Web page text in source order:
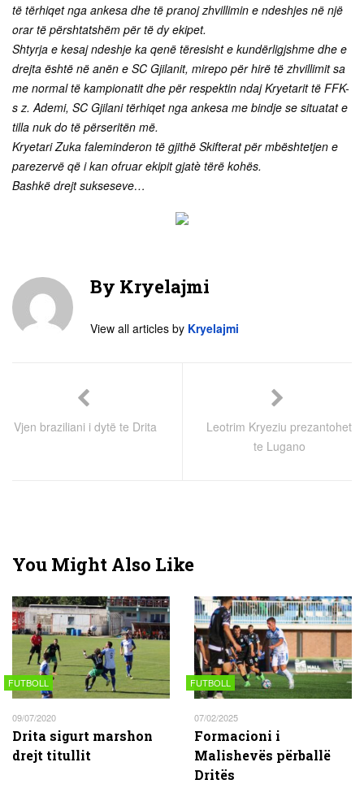
të tërhiqet nga ankesa dhe të pranoj zhvillimin e ndeshjes në një
orar të përshtatshëm për të dy ekipet.
Shtyrja e kesaj ndeshje ka qenë tëresisht e kundërligjshme dhe e
drejta është në anën e SC Gjilanit, mirepo për hirë të zhvillimit sa
me normal të kampionatit dhe për respektin ndaj Kryetarit të FFK-
s z. Ademi, SC Gjilani tërhiqet nga ankesa me bindje se situatat e
tilla nuk do të përseritën më.
Kryetari Zuka faleminderon të gjithë Skifterat për mbështetjen e
parezervë që i kan ofruar ekipit gjatè tërë kohës.
Bashkë drejt sukseseve…
By Kryelajmi
View all articles by Kryelajmi
Vjen braziliani i dytë te Drita
Leotrim Kryeziu prezantohet
te Lugano
You Might Also Like
FUTBOLL
09/07/2020
Drita sigurt marshon
drejt titullit
FUTBOLL
07/02/2025
Formacioni i
Malishevës përballë
Dritës